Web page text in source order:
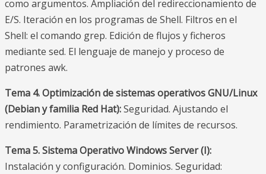
como argumentos. Ampliación del redireccionamiento de
E/S. Iteración en los programas de Shell. Filtros en el
Shell: el comando grep. Edición de flujos y ficheros
mediante sed. El lenguaje de manejo y proceso de
patrones awk.
Tema 4. Optimización de sistemas operativos GNU/Linux
(Debian y familia Red Hat):Seguridad. Ajustando el
rendimiento. Parametrización de límites de recursos.
Tema 5. Sistema Operativo Windows Server (I):
Instalación y configuración. Dominios. Seguridad: